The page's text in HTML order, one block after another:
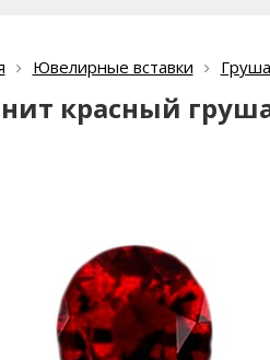
Ювелирные вставки Груша
красный